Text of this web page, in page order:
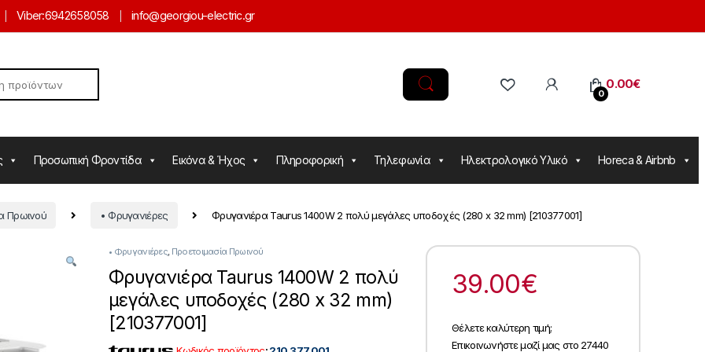
Viber:6942658058 info@georgiou-electric.gr
0
0.00€
Προσωπική Φροντίδα Εικόνα & Ήχος Πληροφορική Τηλεφωνία Ηλεκτρολογικό Υλικό Horeca & Airbnb
Πρωινού • Φρυγανιέρες Φρυγανιέρα Taurus 1400W 2 πολύ μεγάλες υποδοχές (280 x 32 mm) [210377001]
• Φρυγανιέρες Προετοιμασία Πρωινού
Φρυγανιέρα Taurus 1400W 2 πολύ
μεγάλες υποδοχές (280 x 32 mm)
[210377001]
39.00€
Θέλετε καλύτερη τιμή;
Επικοινωνήστε μαζί μας στο 27440